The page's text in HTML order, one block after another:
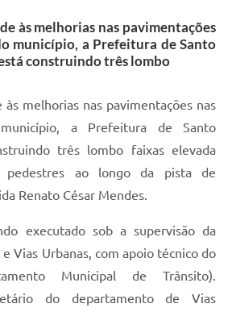
às melhorias nas pavimentações
município, a Prefeitura de Santo
construindo três lombo
às melhorias nas pavimentações nas
a Prefeitura de Santo
três lombo faixas elevada
pedestres ao longo da pista de
Renato César Mendes.
executado sob a supervisão da
e Vias Urbanas, com apoio técnico do
Municipal de Trânsito).
do departamento de Vias